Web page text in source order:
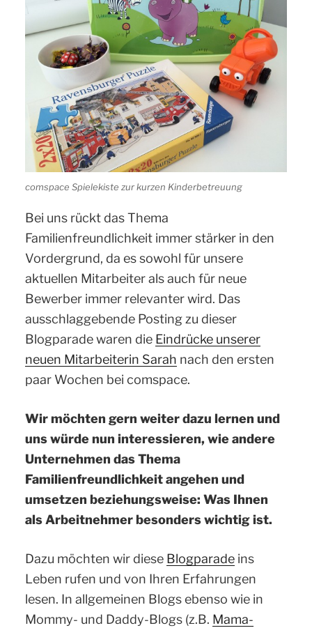
comspace Spielekiste zur kurzen Kinderbetreuung
Bei uns rückt das Thema
Familienfreundlichkeit immer stärker in den
Vordergrund, da es sowohl für unsere
aktuellen Mitarbeiter als auch für neue
Bewerber immer relevanter wird. Das
ausschlaggebende Posting zu dieser
Blogparade waren die Eindrücke unserer
neuen Mitarbeiterin Sarah nach den ersten
paar Wochen bei comspace.
Wir möchten gern weiter dazu lernen und
uns würde nun interessieren, wie andere
Unternehmen das Thema
Familienfreundlichkeit angehen und
umsetzen beziehungsweise: Was Ihnen
als Arbeitnehmer besonders wichtig ist.
Dazu möchten wir diese Blogparade ins
Leben rufen und von Ihren Erfahrungen
lesen. In allgemeinen Blogs ebenso wie in
Mommy- und Daddy-Blogs (z.B. Mama-